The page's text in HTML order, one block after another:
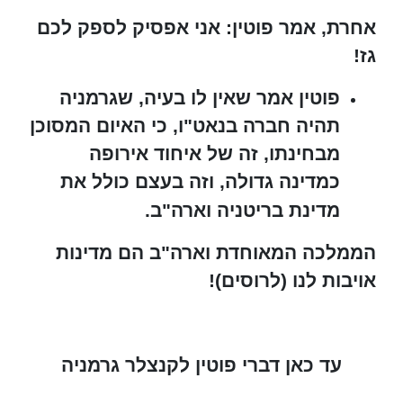
אחרת, אמר פוטין: אני אפסיק לספק לכם
גז!
פוטין אמר שאין לו בעיה, שגרמניה
תהיה חברה בנאט"ו, כי האיום המסוכן
מבחינתו, זה של איחוד אירופה
כמדינה גדולה, וזה בעצם כולל את
מדינת בריטניה וארה"ב.
הממלכה המאוחדת וארה"ב הם מדינות
אויבות לנו (לרוסים)!
עד כאן דברי פוטין לקנצלר גרמניה